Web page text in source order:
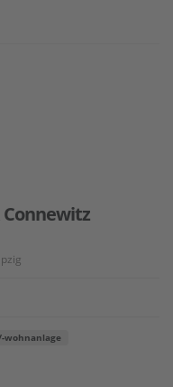
wohnanlage